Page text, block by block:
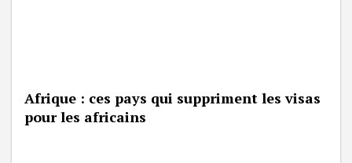
Afrique : ces pays qui suppriment les visas
pour les africains